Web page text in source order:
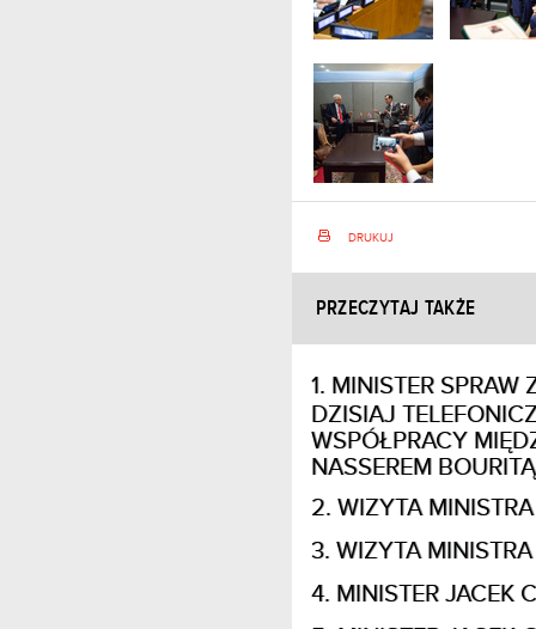
DRUKUJ
PRZECZYTAJ TAKŻE
MINISTER SPRAW
DZISIAJ
WSPÓŁPRACY
NASSEREM BOURITĄ
WIZYTA
WIZYTA
MINISTER JACEK